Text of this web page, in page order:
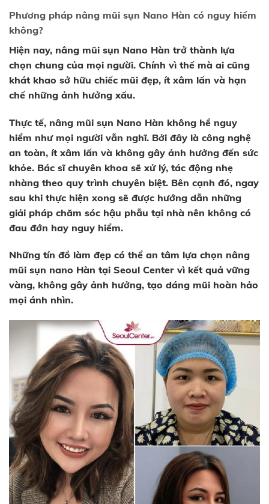
Phương pháp nâng mũi sụn Nano Hàn có nguy hiểm
không?
Hiện nay, nâng mũi sụn Nano Hàn trở thành lựa
chọn chung của mọi người. Chính vì thế mà ai cũng
khát khao sở hữu chiếc mũi đẹp, ít xâm lấn và hạn
chế những ảnh hưởng xấu.
Thực tế, nâng mũi sụn Nano Hàn không hề nguy
hiểm như mọi người vẫn nghĩ. Bởi đây là công nghệ
an toàn, ít xâm lấn và không gây ảnh hưởng đến sức
khỏe. Bác sĩ chuyên khoa sẽ xử lý, tác động nhẹ
nhàng theo quy trình chuyên biệt. Bên cạnh đó, ngay
sau khi thực hiện xong sẽ được hướng dẫn những
giải pháp chăm sóc hậu phẫu tại nhà nên không có
đau đớn hay nguy hiểm.
Những tín đồ làm đẹp có thể an tâm lựa chọn nâng
mũi sụn nano Hàn tại Seoul Center vì kết quả vững
vàng, không gây ảnh hưởng, tạo dáng mũi hoàn hảo
mọi ánh nhìn.